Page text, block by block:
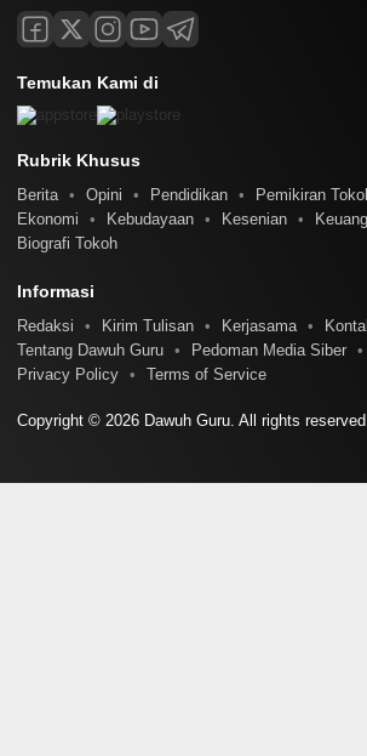
Temukan Kami di
Rubrik Khusus
Berita Opini Pendidikan Pemikiran
Ekonomi
Kebudayaan Kesenian
Biografi Tokoh
Informasi
Redaksi Kirim Tulisan Kerjasama
Tentang Dawuh Guru
Pedoman Media Siber
Privacy Policy
Terms of Service
Copyright © 2026 Dawuh Guru. All rights